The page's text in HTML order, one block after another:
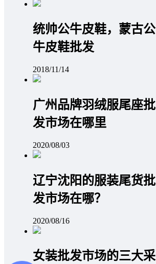
统帅公牛皮鞋，蒙古公
牛皮鞋批发
2018/11/14
广州品牌羽绒服尾座批
发市场在哪里
2020/08/03
辽宁沈阳的服装尾货批
发市场在哪？
2020/08/16
女装批发市场的三大采